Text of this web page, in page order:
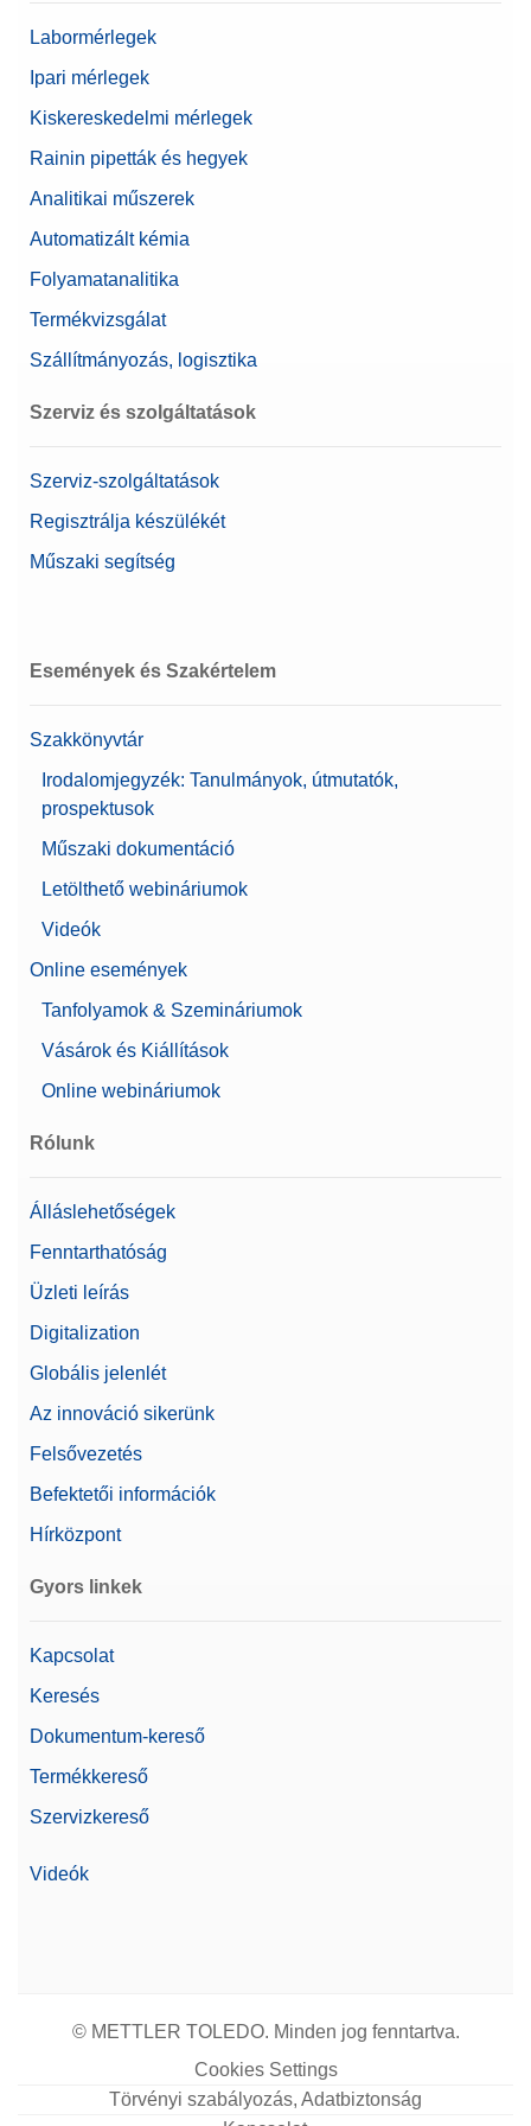
Labormérlegek
Ipari mérlegek
Kiskereskedelmi mérlegek
Rainin pipetták és hegyek
Analitikai műszerek
Automatizált kémia
Folyamatanalitika
Termékvizsgálat
Szállítmányozás, logisztika
Szerviz és szolgáltatások
Szerviz-szolgáltatások
Regisztrálja készülékét
Műszaki segítség
Események és Szakértelem
Szakkönyvtár
Irodalomjegyzék: Tanulmányok, útmutatók,
prospektusok
Műszaki dokumentáció
Letölthető webináriumok
Videók
Online események
Tanfolyamok & Szemináriumok
Vásárok és Kiállítások
Online webináriumok
Rólunk
Álláslehetőségek
Fenntarthatóság
Üzleti leírás
Digitalization
Globális jelenlét
Az innováció sikerünk
Felsővezetés
Befektetői információk
Hírközpont
Gyors linkek
Kapcsolat
Keresés
Dokumentum-kereső
Termékkereső
Szervizkereső
Videók
© METTLER TOLEDO. Minden jog fenntartva.
Cookies Settings
Törvényi szabályozás, Adatbiztonság